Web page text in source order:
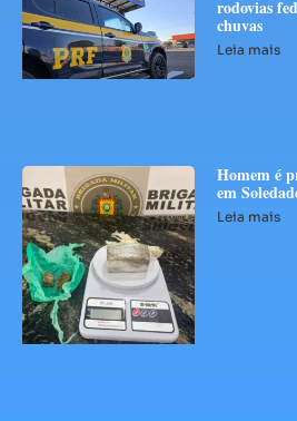
rodovias
chuvas
Leia mais
Homem é
em
Leia mais